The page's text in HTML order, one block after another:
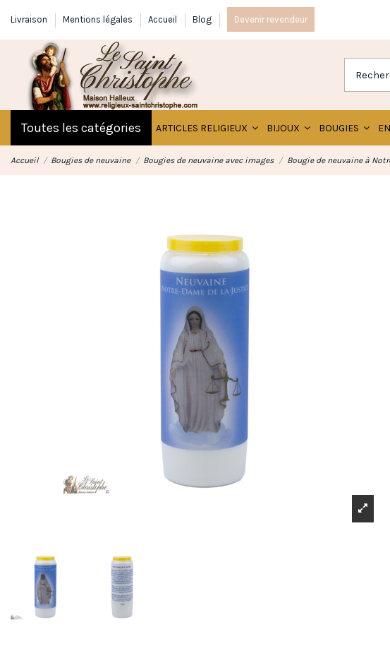
Livraison Mentions légales Accueil Blog Devenir revendeur
Toutes les catégories ARTICLES RELIGIEUX BIJOUX BOUGIES
Accueil Bougies de neuvaine Bougies de neuvaine avec images Bougie de neuvaine à